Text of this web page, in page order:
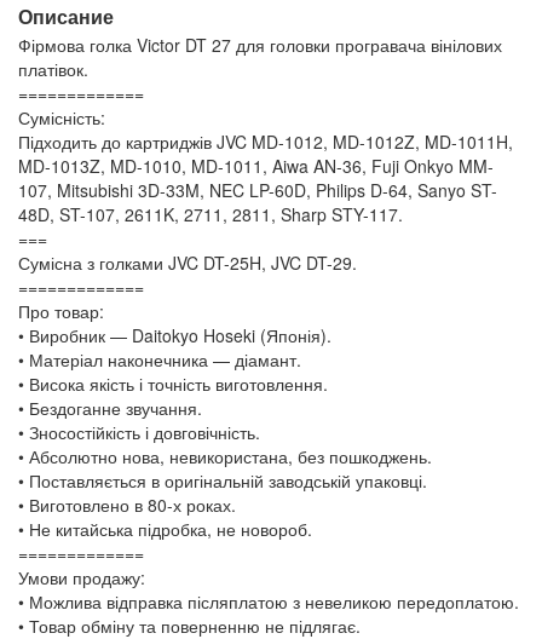
Описание
Фірмова голка Victor DT 27 для головки програвача вінілових
платівок.
=============
Сумісність:
Підходить до картриджів JVC MD-1012, MD-1012Z, MD-1011H,
MD-1013Z, MD-1010, MD-1011, Aiwa AN-36, Fuji Onkyo MM-
107, Mitsubishi 3D-33M, NEC LP-60D, Philips D-64, Sanyo ST-
48D, ST-107, 2611K, 2711, 2811, Sharp STY-117.
===
Сумісна з голками JVC DT-25H, JVC DT-29.
=============
Про товар:
• Виробник — Daitokyo Hoseki (Японія).
• Матеріал наконечника — діамант.
• Висока якість і точність виготовлення.
• Бездоганне звучання.
• Зносостійкість і довговічність.
• Абсолютно нова, невикористана, без пошкоджень.
• Поставляється в оригінальній заводській упаковці.
• Виготовлено в 80-х роках.
• Не китайська підробка, не новороб.
=============
Умови продажу:
• Можлива відправка післяплатою з невеликою передоплатою.
• Товар обміну та поверненню не підлягає.